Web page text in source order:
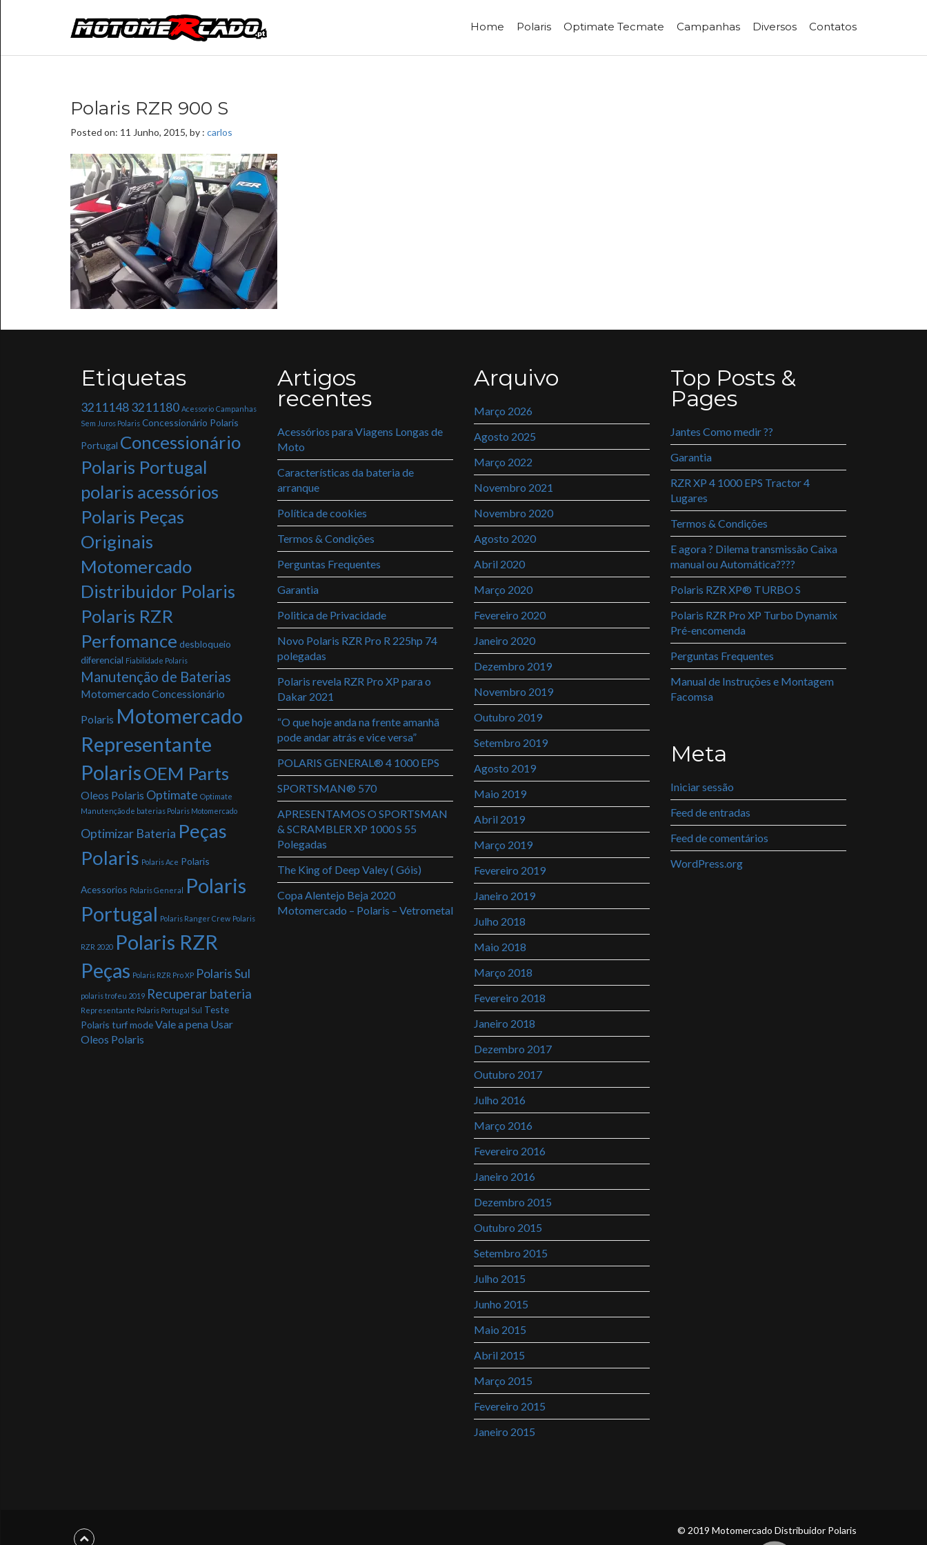
Home Polaris Optimate Tecmate Campanhas Diversos Contatos
Polaris RZR 900 S
Posted on: 11 Junho, 2015, by : carlos
Etiquetas
32111483211180 Acessorio Campanhas
Sem Juros Polaris Concessionário Polaris
Portugal Concessionário
Polaris Portugal
polaris acessórios
Polaris Peças
Originais
Motomercado
Distribuidor Polaris
Polaris RZR
Perfomance desbloqueio
diferencial Fiabilidade Polaris
Manutenção de Baterias
Motomercado Concessionário
Polaris Motomercado
Representante
PolarisOEM Parts
Oleos Polaris Optimate Optimate
Manutenção de baterias Polaris Motomercado
Optimizar Bateria Peças
Polaris Polaris Ace Polaris
Acessorios Polaris General Polaris
Portugal Polaris Ranger Crew Polaris
RZR 2020 Polaris RZR
Peças Polaris RZR Pro XP Polaris Sul
polaris trofeu 2019 Recuperar bateria
Representante Polaris Portugal Sul Teste
Polaris turf modeVale a pena Usar
Oleos Polaris
Artigos
recentes
Acessórios para Viagens Longas de
Moto
Características da bateria de
arranque
Política de cookies
Termos & Condições
Perguntas Frequentes
Garantia
Politica de Privacidade
Novo Polaris RZR Pro R 225hp 74
polegadas
Polaris revela RZR Pro XP para o
Dakar 2021
“O que hoje anda na frente amanhã
pode andar atrás e vice versa”
POLARIS GENERAL® 4 1000 EPS
SPORTSMAN® 570
APRESENTAMOS O SPORTSMAN
& SCRAMBLER XP 1000 S 55
Polegadas
The King of Deep Valey ( Góis)
Copa Alentejo Beja 2020
Motomercado – Polaris – Vetrometal
Arquivo
Março 2026
Agosto 2025
Março 2022
Novembro 2021
Novembro 2020
Agosto 2020
Abril 2020
Março 2020
Fevereiro 2020
Janeiro 2020
Dezembro 2019
Novembro 2019
Outubro 2019
Setembro 2019
Agosto 2019
Maio 2019
Abril 2019
Março 2019
Fevereiro 2019
Janeiro 2019
Julho 2018
Maio 2018
Março 2018
Fevereiro 2018
Janeiro 2018
Dezembro 2017
Outubro 2017
Julho 2016
Março 2016
Fevereiro 2016
Janeiro 2016
Dezembro 2015
Outubro 2015
Setembro 2015
Julho 2015
Junho 2015
Maio 2015
Abril 2015
Março 2015
Fevereiro 2015
Janeiro 2015
Top Posts &
Pages
Jantes Como medir ??
Garantia
RZR XP 4 1000 EPS Tractor 4
Lugares
Termos & Condições
E agora ? Dilema transmissão Caixa
manual ou Automática????
Polaris RZR XP® TURBO S
Polaris RZR Pro XP Turbo Dynamix
Pré-encomenda
Perguntas Frequentes
Manual de Instruções e Montagem
Facomsa
Meta
Iniciar sessão
Feed de entradas
Feed de comentários
WordPress.org
© 2019 Motomercado Distribuidor Polaris